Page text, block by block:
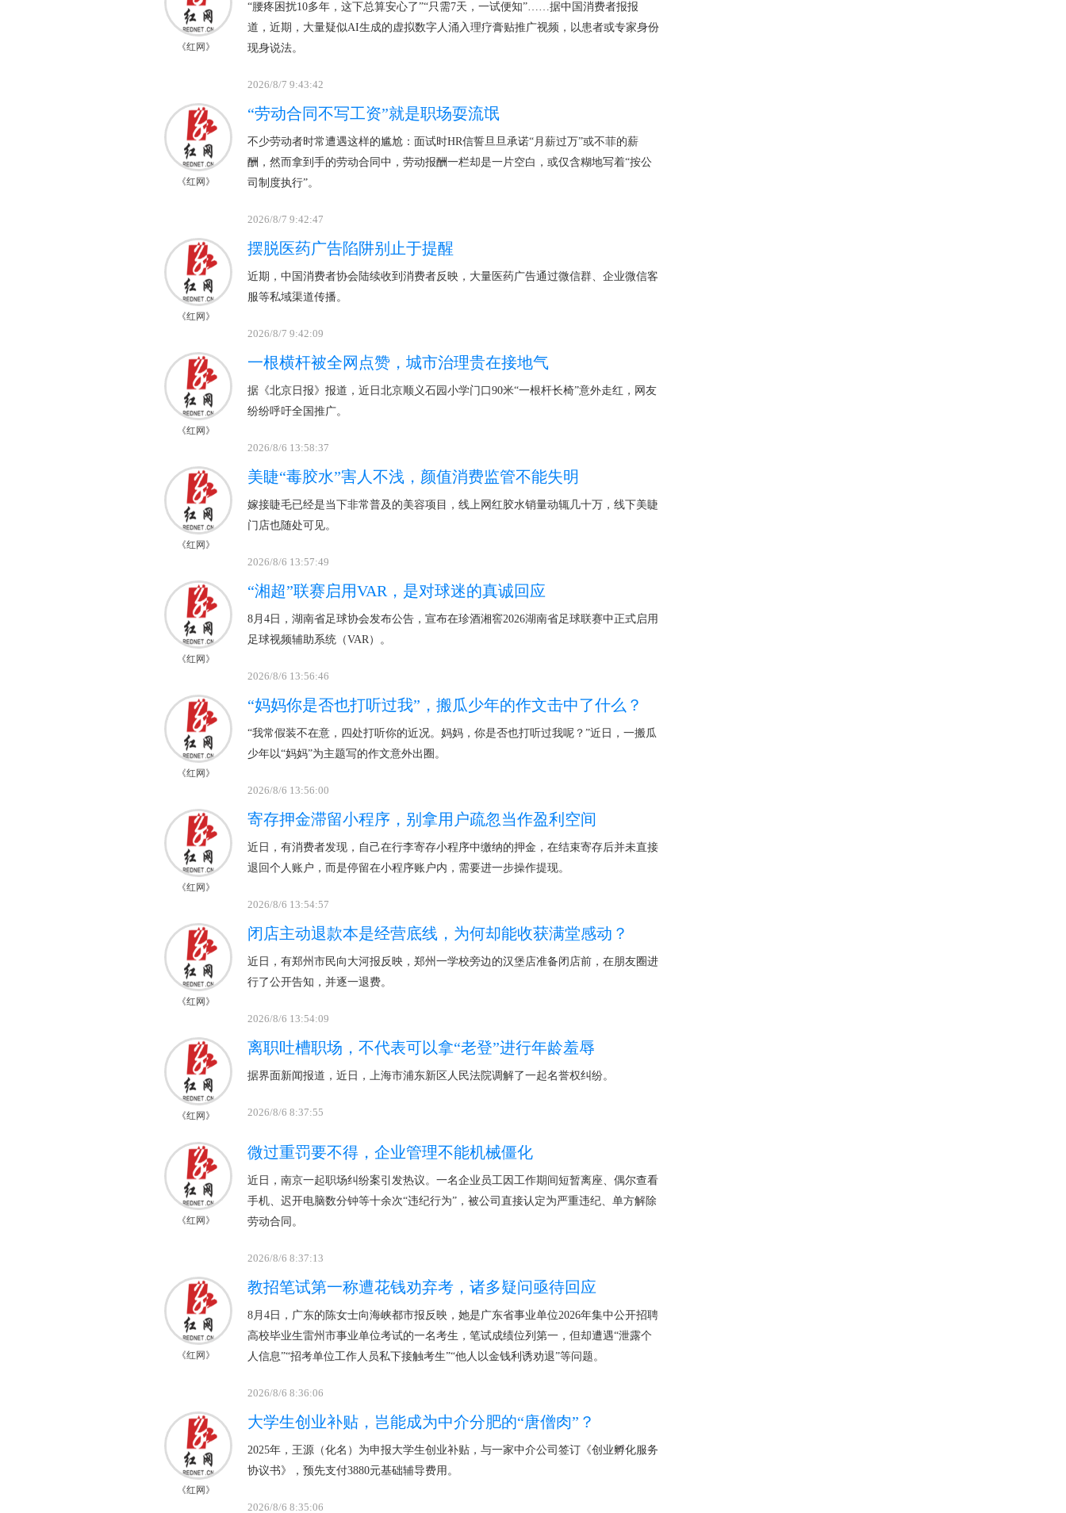
《红网》
“腰疼困扰10多年，这下总算安心了”“只需7天，一试便知”……据中国消费者报报
道，近期，大量疑似AI生成的虚拟数字人涌入理疗膏贴推广视频，以患者或专家身份
现身说法。
2026/8/7 9:43:42
《红网》
“劳动合同不写工资”就是职场耍流氓
不少劳动者时常遭遇这样的尴尬：面试时HR信誓旦旦承诺“月薪过万”或不菲的薪
酬，然而拿到手的劳动合同中，劳动报酬一栏却是一片空白，或仅含糊地写着“按公
司制度执行”。
2026/8/7 9:42:47
《红网》
摆脱医药广告陷阱别止于提醒
近期，中国消费者协会陆续收到消费者反映，大量医药广告通过微信群、企业微信客
服等私域渠道传播。
2026/8/7 9:42:09
《红网》
一根横杆被全网点赞，城市治理贵在接地气
据《北京日报》报道，近日北京顺义石园小学门口90米“一根杆长椅”意外走红，网友
纷纷呼吁全国推广。
2026/8/6 13:58:37
《红网》
美睫“毒胶水”害人不浅，颜值消费监管不能失明
嫁接睫毛已经是当下非常普及的美容项目，线上网红胶水销量动辄几十万，线下美睫
门店也随处可见。
2026/8/6 13:57:49
《红网》
“湘超”联赛启用VAR，是对球迷的真诚回应
8月4日，湖南省足球协会发布公告，宣布在珍酒湘窖2026湖南省足球联赛中正式启用
足球视频辅助系统（VAR）。
2026/8/6 13:56:46
《红网》
“妈妈你是否也打听过我”，搬瓜少年的作文击中了什么？
“我常假装不在意，四处打听你的近况。妈妈，你是否也打听过我呢？”近日，一搬瓜
少年以“妈妈”为主题写的作文意外出圈。
2026/8/6 13:56:00
《红网》
寄存押金滞留小程序，别拿用户疏忽当作盈利空间
近日，有消费者发现，自己在行李寄存小程序中缴纳的押金，在结束寄存后并未直接
退回个人账户，而是停留在小程序账户内，需要进一步操作提现。
2026/8/6 13:54:57
《红网》
闭店主动退款本是经营底线，为何却能收获满堂感动？
近日，有郑州市民向大河报反映，郑州一学校旁边的汉堡店准备闭店前，在朋友圈进
行了公开告知，并逐一退费。
2026/8/6 13:54:09
《红网》
离职吐槽职场，不代表可以拿“老登”进行年龄羞辱
据界面新闻报道，近日，上海市浦东新区人民法院调解了一起名誉权纠纷。
2026/8/6 8:37:55
《红网》
微过重罚要不得，企业管理不能机械僵化
近日，南京一起职场纠纷案引发热议。一名企业员工因工作期间短暂离座、偶尔查看
手机、迟开电脑数分钟等十余次“违纪行为”，被公司直接认定为严重违纪、单方解除
劳动合同。
2026/8/6 8:37:13
《红网》
教招笔试第一称遭花钱劝弃考，诸多疑问亟待回应
8月4日，广东的陈女士向海峡都市报反映，她是广东省事业单位2026年集中公开招聘
高校毕业生雷州市事业单位考试的一名考生，笔试成绩位列第一，但却遭遇“泄露个
人信息”“招考单位工作人员私下接触考生”“他人以金钱利诱劝退”等问题。
2026/8/6 8:36:06
《红网》
大学生创业补贴，岂能成为中介分肥的“唐僧肉”？
2025年，王源（化名）为申报大学生创业补贴，与一家中介公司签订《创业孵化服务
协议书》，预先支付3880元基础辅导费用。
2026/8/6 8:35:06